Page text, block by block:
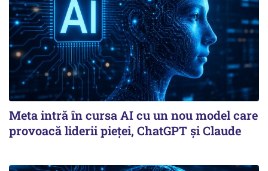
Meta intră în cursa AI cu un nou model care
provoacă liderii pieței, ChatGPT și Claude